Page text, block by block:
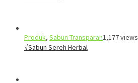
Produk, Sabun Transparan1,177 views
√Sabun Sereh Herbal